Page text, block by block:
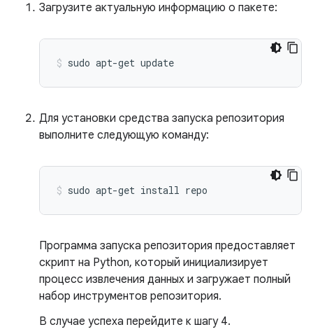
Загрузите актуальную информацию о пакете:
sudo apt-get update
Для установки средства запуска репозитория
выполните следующую команду:
sudo apt-get install repo
Программа запуска репозитория предоставляет
скрипт на Python, который инициализирует
процесс извлечения данных и загружает полный
набор инструментов репозитория.
В случае успеха перейдите к шагу 4.